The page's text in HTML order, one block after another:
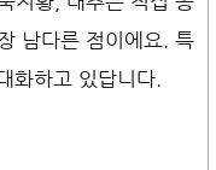
남다른 점이에요. 특
화하고 있답니다.